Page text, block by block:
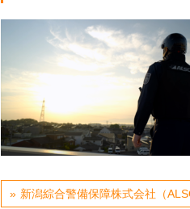
新潟綜合警備保障株式会社（